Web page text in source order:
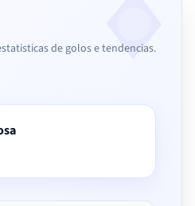
de golos e tendencias.